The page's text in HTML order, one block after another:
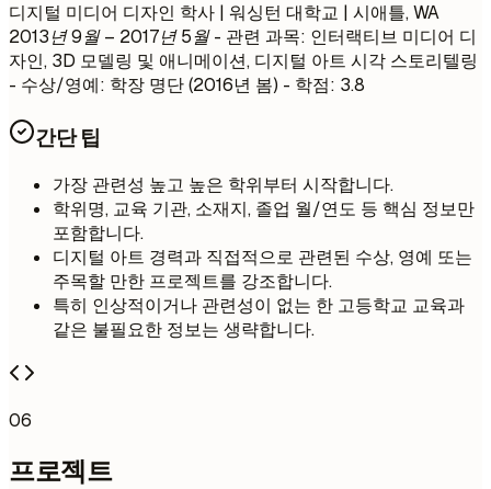
디지털 미디어 디자인 학사 | 워싱턴 대학교 | 시애틀, WA
2013년 9월 – 2017년 5월- 관련 과목: 인터랙티브 미디어 디
자인, 3D 모델링 및 애니메이션, 디지털 아트 시각 스토리텔링
- 수상/영예: 학장 명단 (2016년 봄) - 학점: 3.8
간단 팁
가장 관련성 높고 높은 학위부터 시작합니다.
학위명, 교육 기관, 소재지, 졸업 월/연도 등 핵심 정보만
포함합니다.
디지털 아트 경력과 직접적으로 관련된 수상, 영예 또는
주목할 만한 프로젝트를 강조합니다.
특히 인상적이거나 관련성이 없는 한 고등학교 교육과
같은 불필요한 정보는 생략합니다.
06
프로젝트